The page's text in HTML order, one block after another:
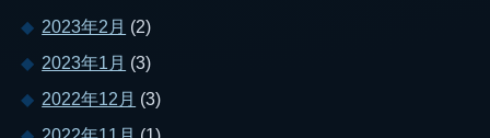
2023年2月 (2)
2023年1月 (3)
2022年12月 (3)